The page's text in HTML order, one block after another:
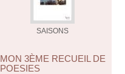
SAISONS
MON 3ÈME RECUEIL DE
POESIES